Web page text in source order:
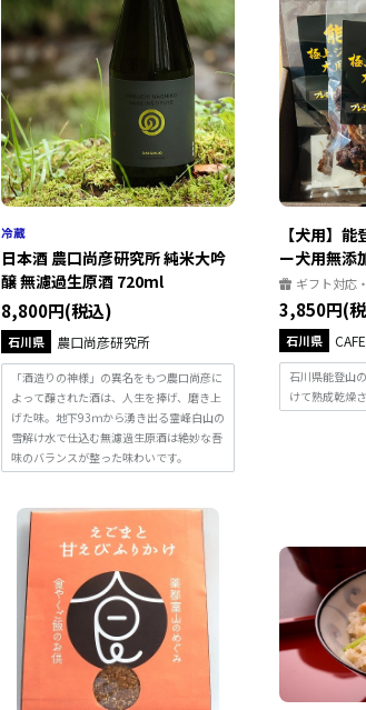
日本酒 農口尚彦研究所 純米大吟
醸 無濾過生原酒 720ml
8,800円(税込)
石川県 農口尚彦研究所
「酒造りの神様」の異名をもつ農口尚彦に
よって醸された酒は、人生を捧げ、磨き上
げた味。地下93ｍから湧き出る霊峰白山の
雪解け水で仕込む無濾過生原酒は絶妙な吾
味のバランスが整った味わいです。
【犬用】
ー犬用無添
ギフト対応
3,850円(
石川県
石川県能登山
けて熟成乾燥